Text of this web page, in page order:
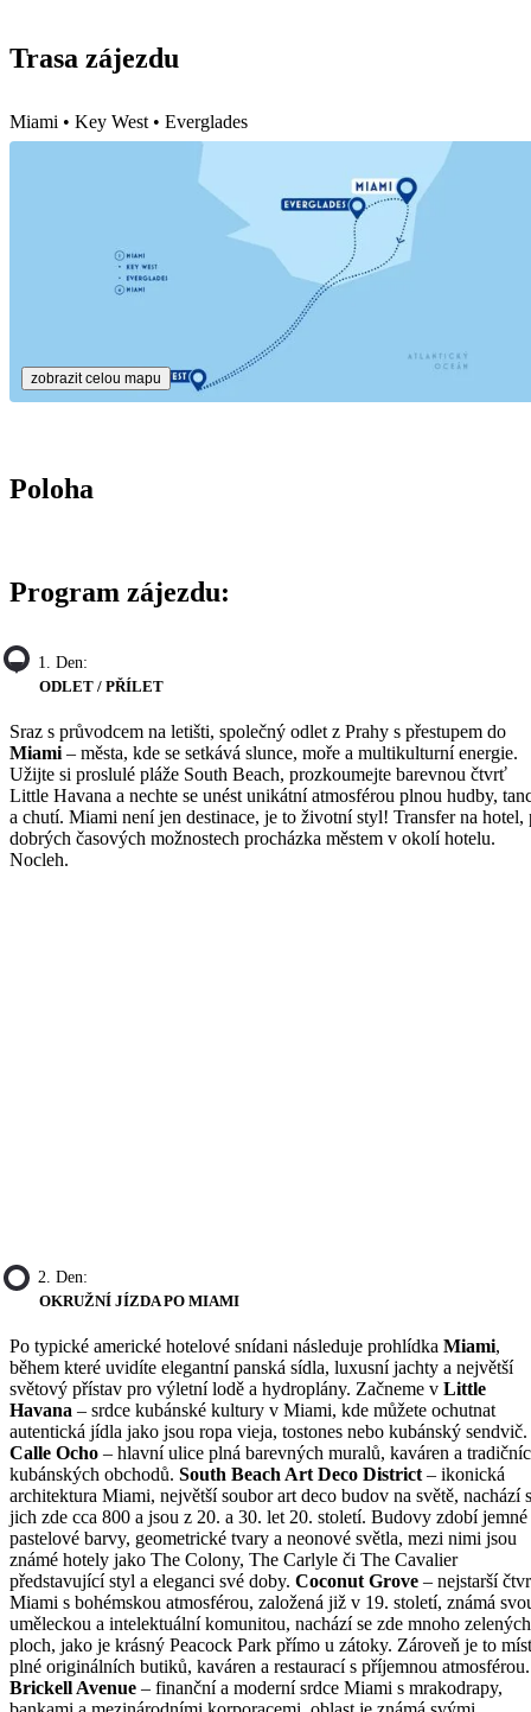
Trasa zájezdu
Miami • Key West • Everglades
zobrazit celou mapu
Poloha
Program zájezdu:
1. Den:
ODLET / PŘÍLET
Sraz s průvodcem na letišti, společný odlet z Prahy s přestupem do
Miami – města, kde se setkává slunce, moře a multikulturní energie.
Užijte si proslulé pláže South Beach, prozkoumejte barevnou čtvrť
Little Havana a nechte se unést unikátní atmosférou plnou hudby,
a chutí. Miami není jen destinace, je to životní styl! Transfer na hotel,
dobrých časových možnostech procházka městem v okolí hotelu.
Nocleh.
2. Den:
OKRUŽNÍ JÍZDA PO MIAMI
Po typické americké hotelové snídani následuje prohlídka Miami,
během které uvidíte elegantní panská sídla, luxusní jachty a největší
světový přístav pro výletní lodě a hydroplány. Začneme v Little
Havana – srdce kubánské kultury v Miami, kde můžete ochutnat
autentická jídla jako jsou ropa vieja, tostones nebo kubánský sendvič.
Calle Ocho – hlavní ulice plná barevných muralů, kaváren a
kubánských obchodů. South Beach Art Deco District– ikonická
architektura Miami, největší soubor art deco budov na světě, nachází
jich zde cca 800 a jsou z 20. a 30. let 20. století. Budovy zdobí jemné
pastelové barvy, geometrické tvary a neonové světla, mezi nimi jsou
známé hotely jako The Colony, The Carlyle či The Cavalier
představující styl a eleganci své doby. Coconut Grove – nejstarší
Miami s bohémskou atmosférou, založená již v 19. století, známá
uměleckou a intelektuální komunitou, nachází se zde mnoho zelených
ploch, jako je krásný Peacock Park přímo u zátoky. Zároveň je to
plné originálních butiků, kaváren a restaurací s příjemnou atmosférou.
Brickell Avenue – finanční a moderní srdce Miami s mrakodrapy,